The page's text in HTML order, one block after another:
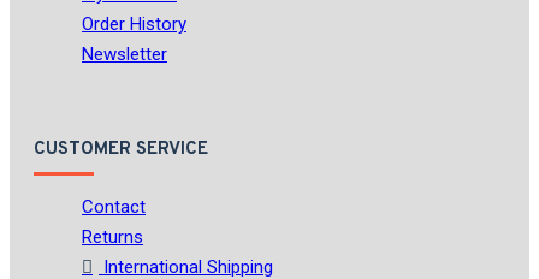
Order History
Newsletter
CUSTOMER SERVICE
Contact
Returns
International Shipping